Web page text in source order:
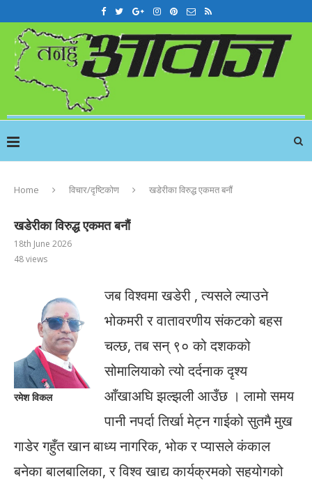
Home विचार/दृष्टिकोण खडेरीका विरुद्ध एकमत बनौं
खडेरीका विरुद्ध एकमत बनौं
18th June 2026
48views
रमेश विकल
जब विश्वमा खडेरी , त्यसले ल्याउने
भोकमरी र वातावरणीय संकटको बहस
चल्छ, तब सन् ९० को दशकको
सोमालियाको त्यो दर्दनाक दृश्य
आँखाअघि झल्झली आउँछ । लामो समय
पानी नपर्दा तिर्खा मेट्न गाईको सुतमै मुख
गाडेर गहुँत खान बाध्य नागरिक, भोक र प्यासले कंकाल
बनेका बालबालिका, र विश्व खाद्य कार्यक्रमको सहयोगको